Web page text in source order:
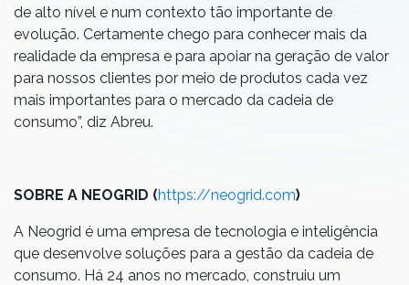
de alto nível e num contexto tão importante de
evolução. Certamente chego para conhecer mais da
realidade da empresa e para apoiar na geração de valor
para nossos clientes por meio de produtos cada vez
mais importantes para o mercado da cadeia de
consumo”, diz Abreu.
SOBRE A NEOGRID (https://neogrid.com)
A Neogrid é uma empresa de tecnologia e inteligência
que desenvolve soluções para a gestão da cadeia de
consumo. Há 24 anos no mercado, construiu um